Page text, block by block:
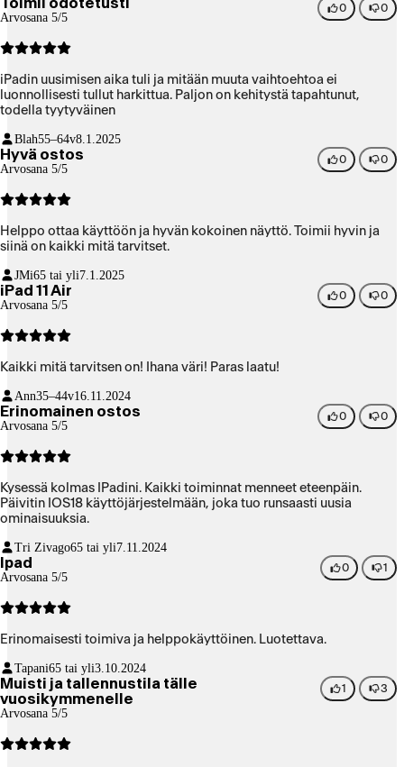
Arvosana 5/5
0 0
iPadin uusimisen aika tuli ja mitään muuta vaihtoehtoa ei
luonnollisesti tullut harkittua. Paljon on kehitystä tapahtunut,
todella tyytyväinen
Blah55–64v8.1.2025
Hyvä ostos
Arvosana 5/5
0 0
Helppo ottaa käyttöön ja hyvän kokoinen näyttö. Toimii hyvin ja
siinä on kaikki mitä tarvitset.
JMi65 tai yli7.1.2025
iPad 11 Air
Arvosana 5/5
0 0
Kaikki mitä tarvitsen on! Ihana väri! Paras laatu!
Ann35–44v16.11.2024
Erinomainen ostos
Arvosana 5/5
0 0
Kysessä kolmas IPadini. Kaikki toiminnat menneet eteenpäin.
Päivitin IOS18 käyttöjärjestelmään, joka tuo runsaasti uusia
ominaisuuksia.
Tri Zivago65 tai yli7.11.2024
Ipad
Arvosana 5/5
0 1
Erinomaisesti toimiva ja helppokäyttöinen. Luotettava.
Tapani65 tai yli3.10.2024
Muisti ja tallennustila tälle
vuosikymmenelle
Arvosana 5/5
1 3